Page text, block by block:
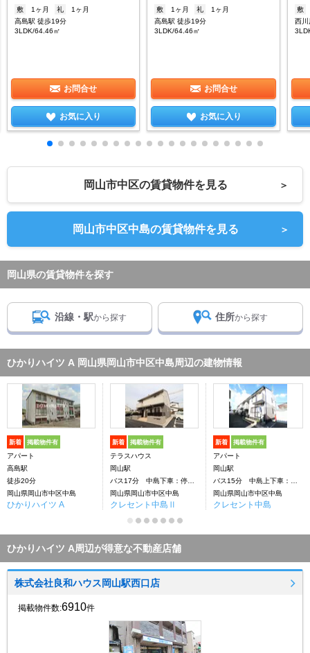
敷 1ヶ月 礼
1ヶ月
高島駅 徒歩19分
3LDK/64.46㎡
お問合せ
お気に入り
敷 1ヶ月 礼
1ヶ月
高島駅 徒歩19分
3LDK/64.46㎡
お問合せ
お気に入り
敷
西
岡山市中区の賃貸物件を見る ＞
岡山市中区中島の賃貸物件を見る ＞
岡山県の賃貸物件を探す
沿線・駅から探す 住所から探す
ひかりハイツ A 岡山県岡山市中区中島周辺の建物情報
新着 掲載物件有
アパート
高島駅
徒歩20分
岡山県岡山市中区中島
ひかりハイツ A
新着 掲載物件有
テラスハウス
岡山駅
バス17分 中島下車：停歩3分
岡山県岡山市中区中島
クレセント中島Ⅱ
新着 掲載物件有
アパート
岡山駅
バス15分 中島上下車：停歩3分
岡山県岡山市中区中島
クレセント中島
ひかりハイツ A周辺が得意な不動産店舗
株式会社良和ハウス岡山駅西口店
掲載物件数:6910件